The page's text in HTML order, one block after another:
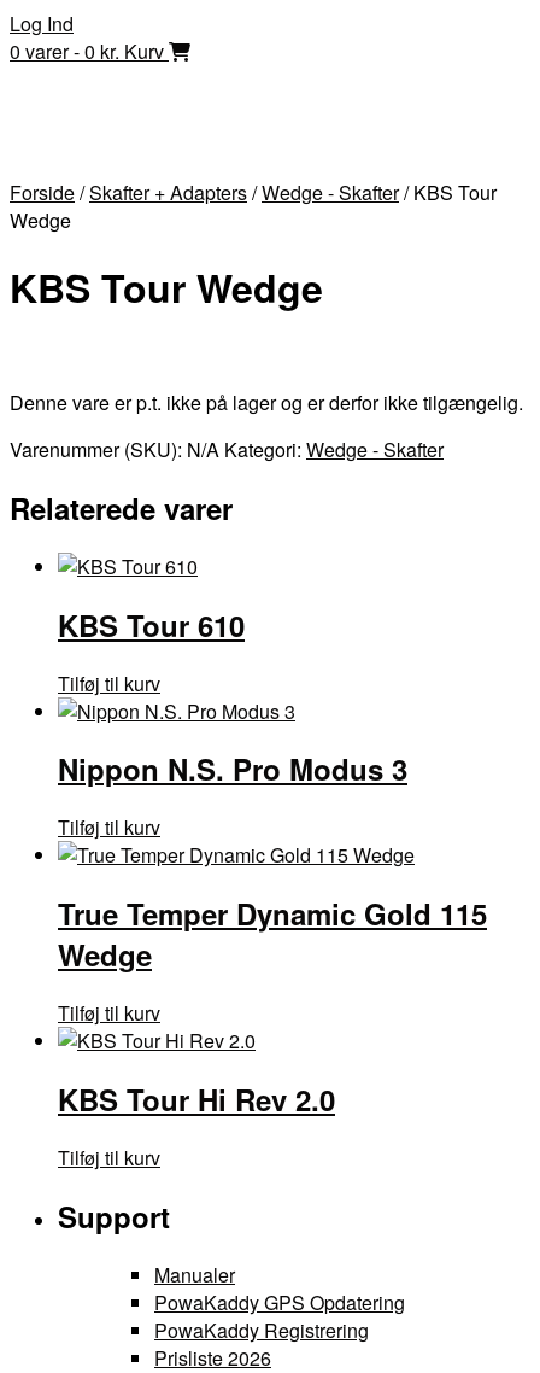
Skip
to
Log Ind
0 varer - 0 kr. Kurv
Forside/Skafter + Adapters/Wedge - Skafter/ KBS Tour
Wedge
KBS Tour Wedge
Denne vare er p.t. ikke på lager og er derfor ikke tilgængelig.
Varenummer (SKU): N/A Kategori: Wedge - Skafter
Relaterede varer
KBS Tour 610
Tilføj til kurv
Nippon N.S. Pro Modus 3
Tilføj til kurv
True Temper Dynamic Gold 115
Wedge
Tilføj til kurv
KBS Tour Hi Rev 2.0
Tilføj til kurv
Support
Manualer
PowaKaddy GPS Opdatering
PowaKaddy Registrering
Prisliste 2026